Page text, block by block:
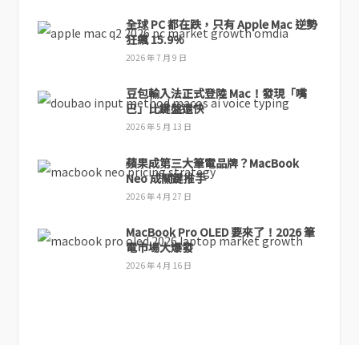
全球 PC 都在跌，只有 Apple Mac 逆勢
狂飆 15.9%
2026 年 7 月 9 日
豆包輸入法正式登陸 Mac！發現「嘴
巴」比鍵盤還快
2026 年 5 月 13 日
蘋果成第三大筆電品牌？MacBook
Neo 成關鍵推手
2026 年 4 月 27 日
MacBook Pro OLED 要來了！2026 筆
電市場大爆發
2026 年 4 月 16 日